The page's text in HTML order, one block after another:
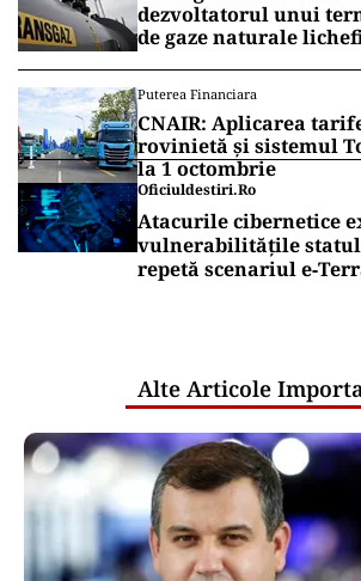
dezvoltatorul unui
de gaze naturale
Puterea Financiara
CNAIR: Aplicarea
rovinietă și sistemul
la 1 octombrie
Oficiuldestiri.ro
Atacurile cibernetice
vulnerabilitățile
repetă scenariul
Alte Articole